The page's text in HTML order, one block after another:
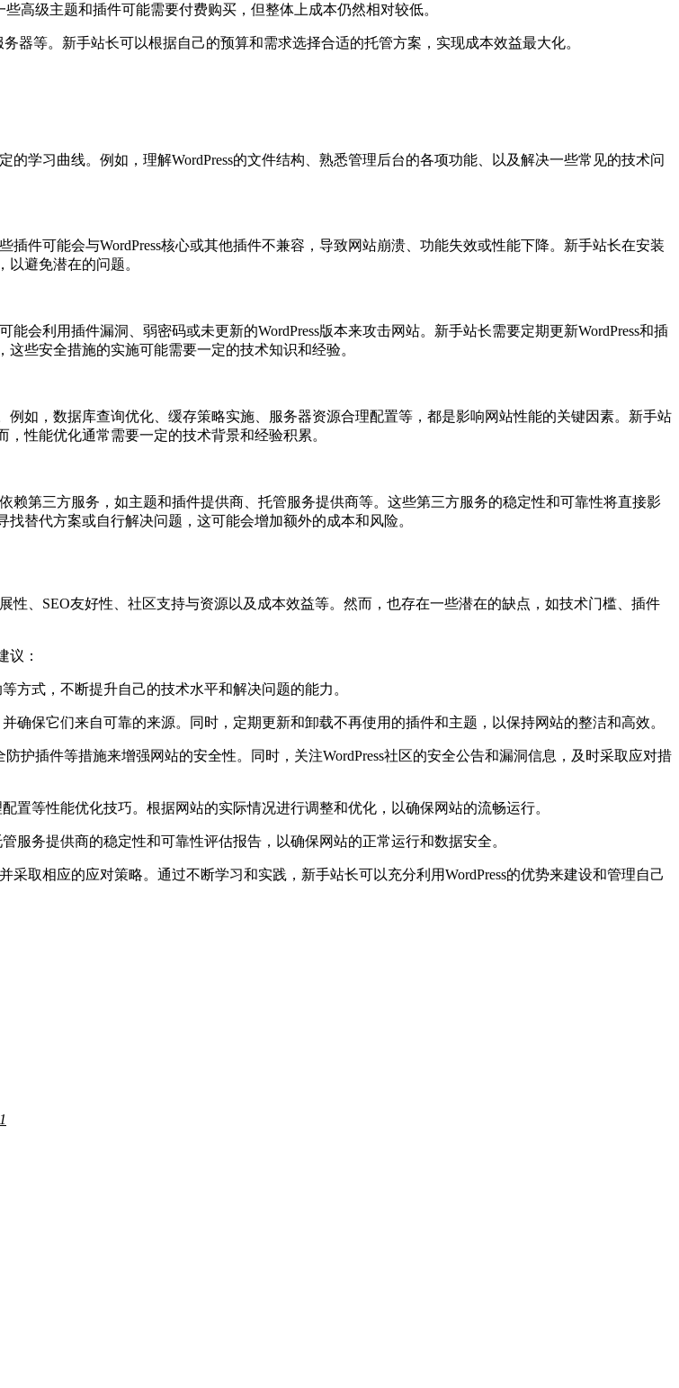
高级主题和插件可能需要付费购买，但整体上成本仍然相对较低。
务器等。新手站长可以根据自己的预算和需求选择合适的托管方案，实现成本效益最大化。
学习曲线。例如，理解WordPress的文件结构、熟悉管理后台的各项功能、以及解决一些常见的技术问
件可能会与WordPress核心或其他插件不兼容，导致网站崩溃、功能失效或性能下降。新手站长在安装
避免潜在的问题。
会利用插件漏洞、弱密码或未更新的WordPress版本来攻击网站。新手站长需要定期更新WordPress和插
些安全措施的实施可能需要一定的技术知识和经验。
如，数据库查询优化、缓存策略实施、服务器资源合理配置等，都是影响网站性能的关键因素。新手站
性能优化通常需要一定的技术背景和经验积累。
赖第三方服务，如主题和插件提供商、托管服务提供商等。这些第三方服务的稳定性和可靠性将直接影
替代方案或自行解决问题，这可能会增加额外的成本和风险。
性、SEO友好性、社区支持与资源以及成本效益等。然而，也存在一些潜在的缺点，如技术门槛、插件
议：
方式，不断提升自己的技术水平和解决问题的能力。
确保它们来自可靠的来源。同时，定期更新和卸载不再使用的插件和主题，以保持网站的整洁和高效。
防护插件等措施来增强网站的安全性。同时，关注WordPress社区的安全公告和漏洞信息，及时采取应对措
置等性能优化技巧。根据网站的实际情况进行调整和优化，以确保网站的流畅运行。
服务提供商的稳定性和可靠性评估报告，以确保网站的正常运行和数据安全。
取相应的应对策略。通过不断学习和实践，新手站长可以充分利用WordPress的优势来建设和管理自己